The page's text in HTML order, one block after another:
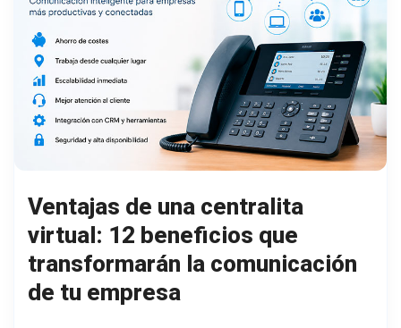
Ventajas de una centralita
virtual: 12 beneficios que
transformarán la comunicación
de tu empresa